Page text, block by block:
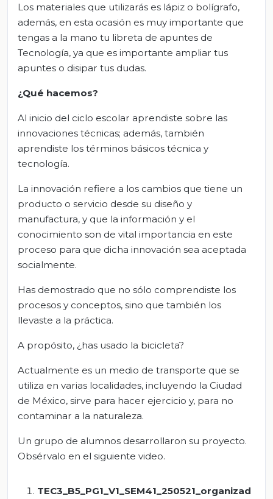
Los materiales que utilizarás es lápiz o bolígrafo,
además, en esta ocasión es muy importante que
tengas a la mano tu libreta de apuntes de
Tecnología, ya que es importante ampliar tus
apuntes o disipar tus dudas.
¿Qué hacemos?
Al inicio del ciclo escolar aprendiste sobre las
innovaciones técnicas; además, también
aprendiste los términos básicos técnica y
tecnología.
La innovación refiere a los cambios que tiene un
producto o servicio desde su diseño y
manufactura, y que la información y el
conocimiento son de vital importancia en este
proceso para que dicha innovación sea aceptada
socialmente.
Has demostrado que no sólo comprendiste los
procesos y conceptos, sino que también los
llevaste a la práctica.
A propósito, ¿has usado la bicicleta?
Actualmente es un medio de transporte que se
utiliza en varias localidades, incluyendo la Ciudad
de México, sirve para hacer ejercicio y, para no
contaminar a la naturaleza.
Un grupo de alumnos desarrollaron su proyecto.
Obsérvalo en el siguiente video.
TEC3_B5_PG1_V1_SEM41_250521_organizad